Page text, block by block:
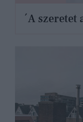
´A szeretet